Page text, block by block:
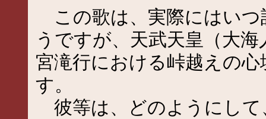
この歌は、実際にはいつ
うですが、天武天皇（大
宮滝行における峠越えの
す。
彼等は、どのようにして